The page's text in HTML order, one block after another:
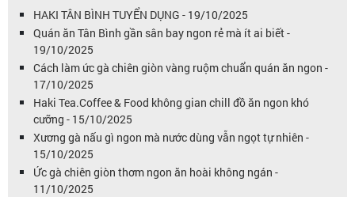
HAKI TÂN BÌNH TUYỂN DỤNG - 19/10/2025
Quán ăn Tân Bình gần sân bay ngon rẻ mà ít ai biết -
19/10/2025
Cách làm ức gà chiên giòn vàng ruộm chuẩn quán ăn ngon -
17/10/2025
Haki Tea.Coffee & Food không gian chill đồ ăn ngon khó
cưỡng - 15/10/2025
Xương gà nấu gì ngon mà nước dùng vẫn ngọt tự nhiên -
15/10/2025
Ức gà chiên giòn thơm ngon ăn hoài không ngán -
11/10/2025